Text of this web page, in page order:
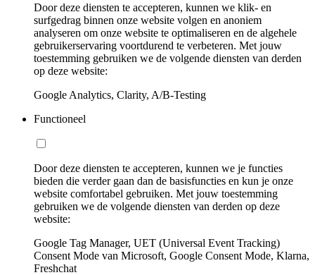
Door deze diensten te accepteren, kunnen we klik- en
surfgedrag binnen onze website volgen en anoniem
analyseren om onze website te optimaliseren en de algehele
gebruikerservaring voortdurend te verbeteren. Met jouw
toestemming gebruiken we de volgende diensten van derden
op deze website:
Google Analytics, Clarity, A/B-Testing
Functioneel
Door deze diensten te accepteren, kunnen we je functies
bieden die verder gaan dan de basisfuncties en kun je onze
website comfortabel gebruiken. Met jouw toestemming
gebruiken we de volgende diensten van derden op deze
website:
Google Tag Manager, UET (Universal Event Tracking)
Consent Mode van Microsoft, Google Consent Mode, Klarna,
Freshchat